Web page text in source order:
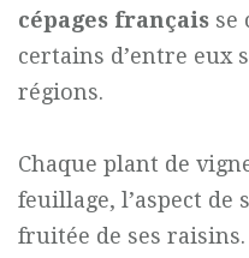
cépages français se
certains d’entre eux
régions.
Chaque plant de
feuillage, l’aspect de
fruitée de ses